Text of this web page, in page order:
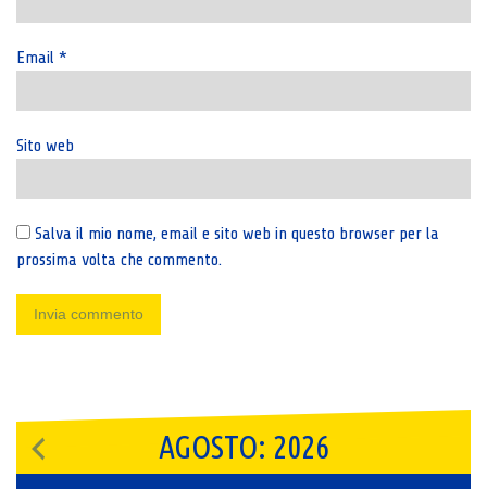
Email *
Sito web
Salva il mio nome, email e sito web in questo browser per la
prossima volta che commento.
AGOSTO: 2026